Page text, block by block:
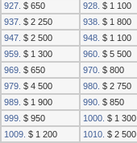
927. $ 650 928. $ 1 100
937. $ 2 250 938. $ 1 800
947. $ 2 500 948. $ 1 100
959. $ 1 300 960. $ 5 500
969. $ 650 970. $ 800
979. $ 4 500 980. $ 2 750
989. $ 1 900 990. $ 850
999. $ 950 1000. $ 1 300
1009. $ 1 200 1010. $ 2 500